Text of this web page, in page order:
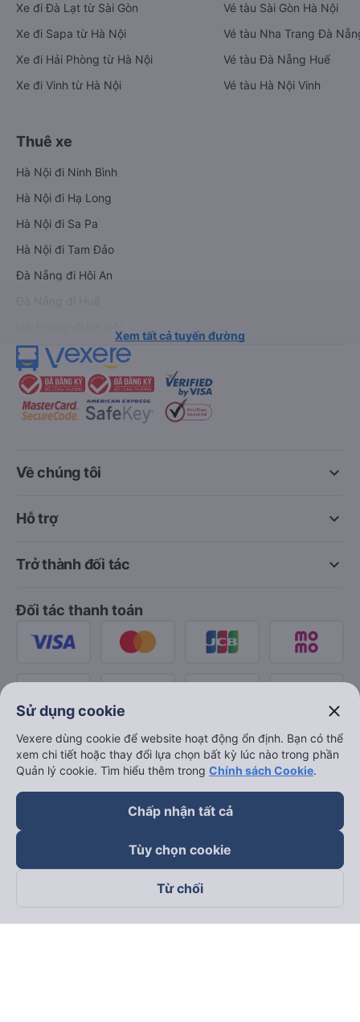
Xe đi Đà Lạt từ Sài Gòn
Xe đi Sapa từ Hà Nội
Xe đi Hải Phòng từ Hà Nội
Xe đi Vinh từ Hà Nội
Vé tàu Sài Gòn Hà Nội
Vé tàu Nha Trang Đà
Vé tàu Đà Nẵng Huế
Vé tàu Hà Nội Vinh
Thuê xe
Hà Nội đi Ninh Bình
Hà Nội đi Hạ Long
Hà Nội đi Sa Pa
Hà Nội đi Tam Đảo
Đà Nẵng đi Hội An
Xem tất cả tuyến đường
keyboard_arrow_down
Về chúng tôi
keyboard_arrow_down
Hỗ trợ
keyboard_arrow_down
Trở thành đối tác
Đối tác thanh toán
Sử dụng cookie close
Vexere dùng cookie để website hoạt động ổn định. Bạn có thể
xem chi tiết hoặc thay đổi lựa chọn bất kỳ lúc nào trong phần
Quản lý cookie. Tìm hiểu thêm trong Chính sách Cookie.
Chấp nhận tất cả
Tùy chọn cookie
Từ chối